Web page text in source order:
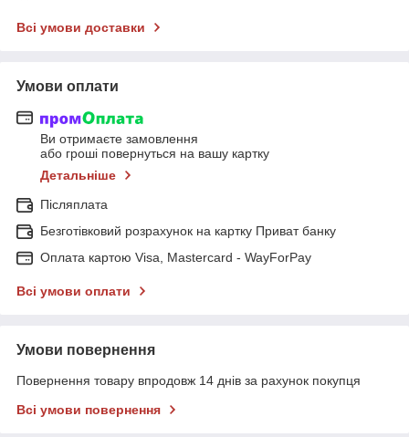
Всі умови доставки
Умови оплати
Ви отримаєте замовлення
або гроші повернуться на вашу картку
Детальніше
Післяплата
Безготівковий розрахунок на картку Приват банку
Оплата картою Visa, Mastercard - WayForPay
Всі умови оплати
Умови повернення
Повернення товару впродовж 14 днів за рахунок покупця
Всі умови повернення